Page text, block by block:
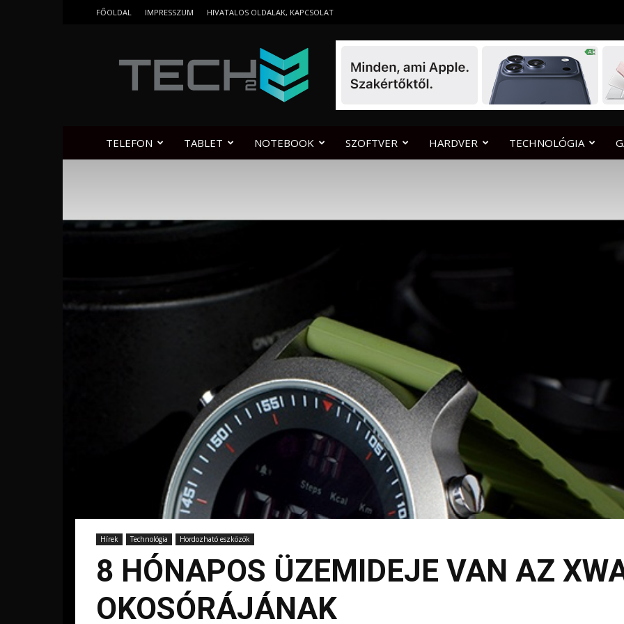
FŐOLDAL IMPRESSZUM HIVATALOS OLDALAK, KAPCSOLAT
TELEFON TABLET NOTEBOOK SZOFTVER HARDVER TECHNOLÓGIA
Hírek Technológia Hordozható eszközök
8 HÓNAPOS ÜZEMIDEJE VAN AZ
OKOSÓRÁJÁNAK